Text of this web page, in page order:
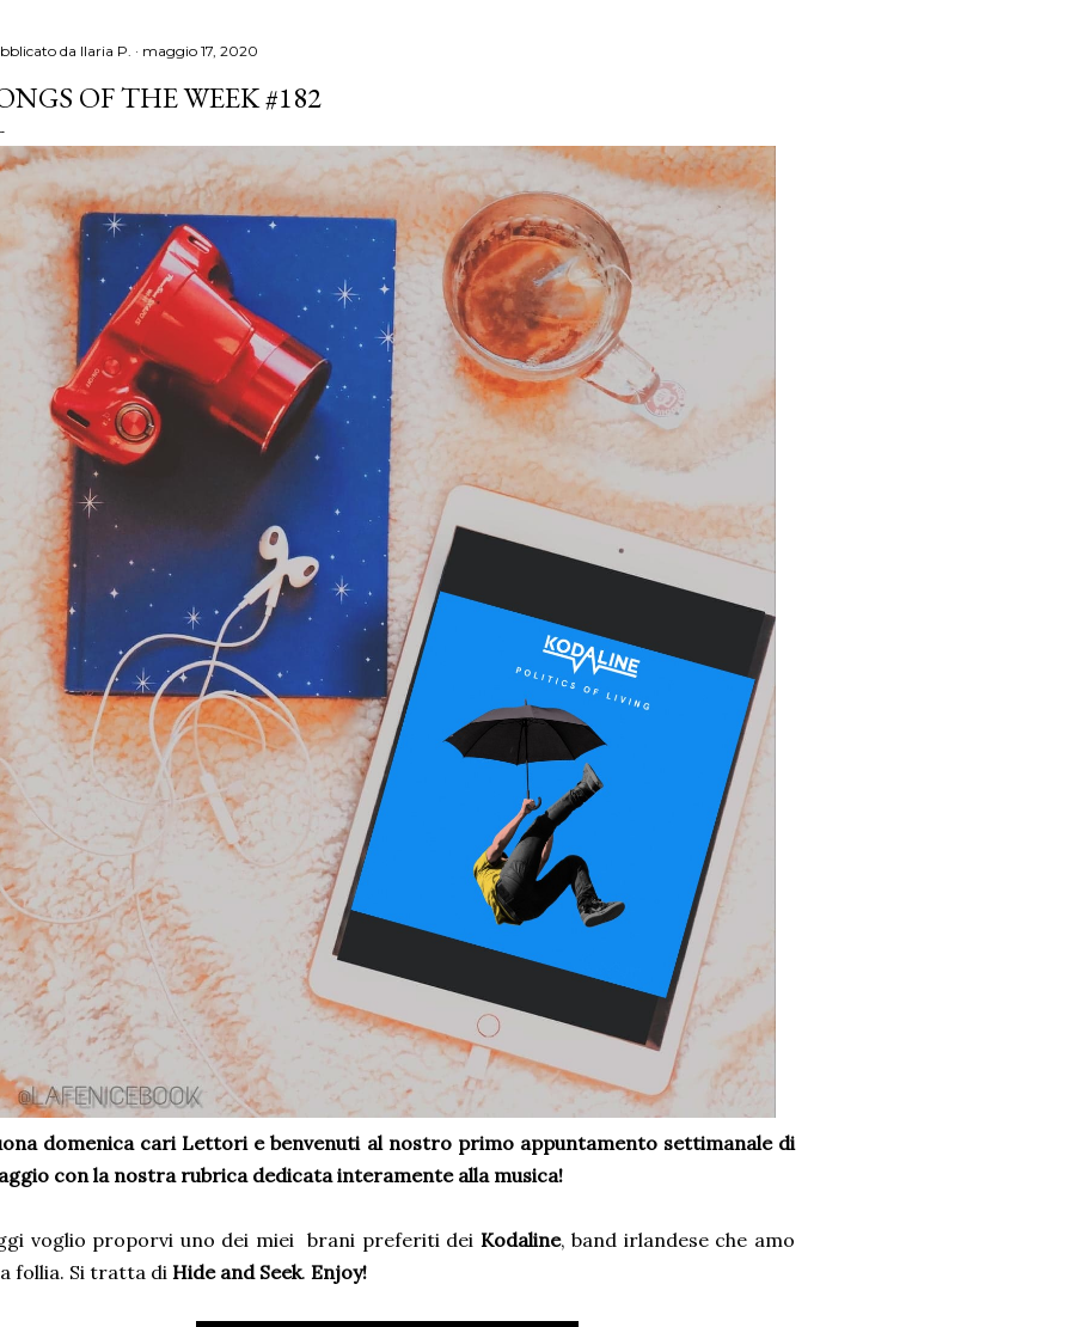
da Ilaria P. maggio 17, 2020
OF THE WEEK #182
domenica cari Lettori e benvenuti al nostro primo appuntamento settimanaledi
con la nostra rubrica dedicata interamente alla musica!
voglio proporvi uno dei miei brani preferiti dei Kodaline, band irlandese che amo
follia. Si tratta di Hide and Seek. Enjoy!